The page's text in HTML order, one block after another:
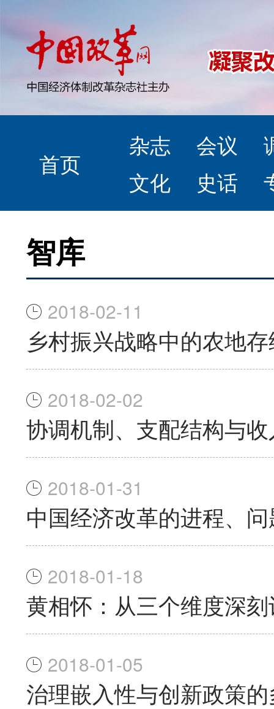
首页
杂志 会议
文化
史话
智库
2018-02-11
乡村振兴战略中的农地
2018-02-02
协调机制、支配结构与
2018-01-31
中国经济改革的进程、
2018-01-18
黄相怀：从三个维度深
2018-01-05
治理嵌入性与创新政策